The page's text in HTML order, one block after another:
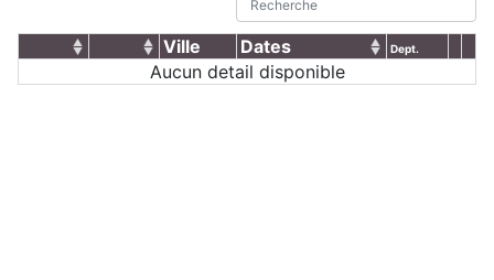
Ville Dates Dept.
Aucun detail disponible